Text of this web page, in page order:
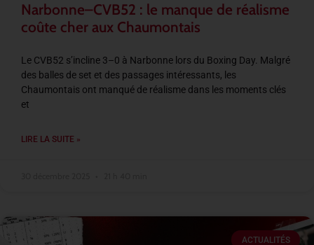
Narbonne–CVB52 : le manque de réalisme
coûte cher aux Chaumontais
Le CVB52 s’incline 3–0 à Narbonne lors du Boxing Day. Malgré
des balles de set et des passages intéressants, les
Chaumontais ont manqué de réalisme dans les moments clés
et
LIRE LA SUITE »
ACTUALITÉS